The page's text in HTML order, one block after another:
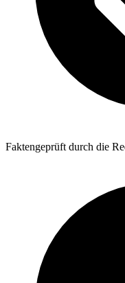
Faktengeprüft durch die